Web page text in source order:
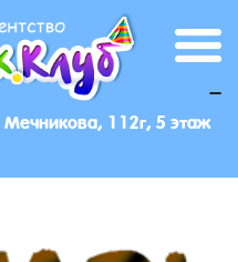
112г, 5 этаж
_